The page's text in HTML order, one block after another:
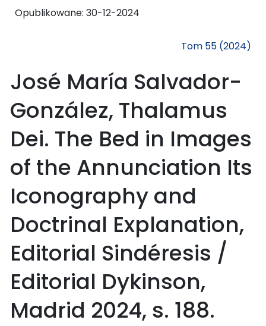
Opublikowane: 30-12-2024
Tom 55 (2024)
José María Salvador-
González, Thalamus
Dei. The Bed in Images
of the Annunciation Its
Iconography and
Doctrinal Explanation,
Editorial Sindéresis /
Editorial Dykinson,
Madrid 2024, s. 188.